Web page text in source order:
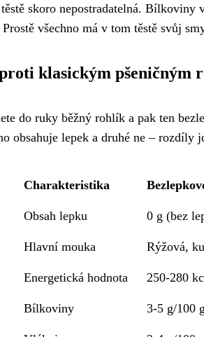
skoro nepostradatelná. Bílkoviny
všechno má v tom těstě svůj
klasickým pšeničným
do ruky běžný rohlík a pak ten
obsahuje lepek a druhé ne – rozdíly
Charakteristika
Obsah lepku 0 g (bez
Hlavní mouka Rýžová,
Energetická hodnota 250-280
Bílkoviny 3-5 g/100 g